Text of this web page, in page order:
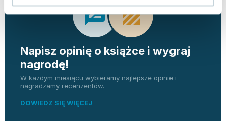
Napisz opinię o książce i wygraj
nagrodę!
W każdym miesiącu wybieramy najlepsze opinie i
nagradzamy recenzentów.
DOWIEDZ SIĘ WIĘCEJ